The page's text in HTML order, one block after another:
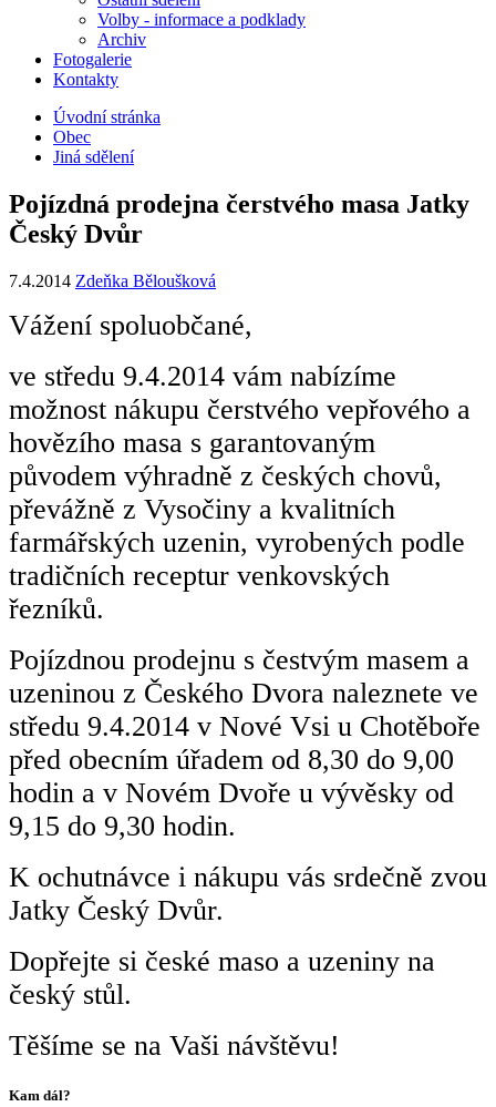
Volby - informace a podklady
Archiv
Fotogalerie
Kontakty
Úvodní stránka
Obec
Jiná sdělení
Pojízdná prodejna čerstvého masa Jatky
Český Dvůr
7.4.2014 Zdeňka Běloušková
Vážení spoluobčané,
ve středu 9.4.2014 vám nabízíme
možnost nákupu čerstvého vepřového a
hovězího masa s garantovaným
původem výhradně z českých chovů,
převážně z Vysočiny a kvalitních
farmářských uzenin, vyrobených podle
tradičních receptur venkovských
řezníků.
Pojízdnou prodejnu s čestvým masem a
uzeninou z Českého Dvora naleznete ve
středu 9.4.2014 v Nové Vsi u Chotěboře
před obecním úřadem od 8,30 do 9,00
hodin a v Novém Dvoře u vývěsky od
9,15 do 9,30 hodin.
K ochutnávce i nákupu vás srdečně zvou
Jatky Český Dvůr.
Dopřejte si české maso a uzeniny na
český stůl.
Těšíme se na Vaši návštěvu!
Kam dál?